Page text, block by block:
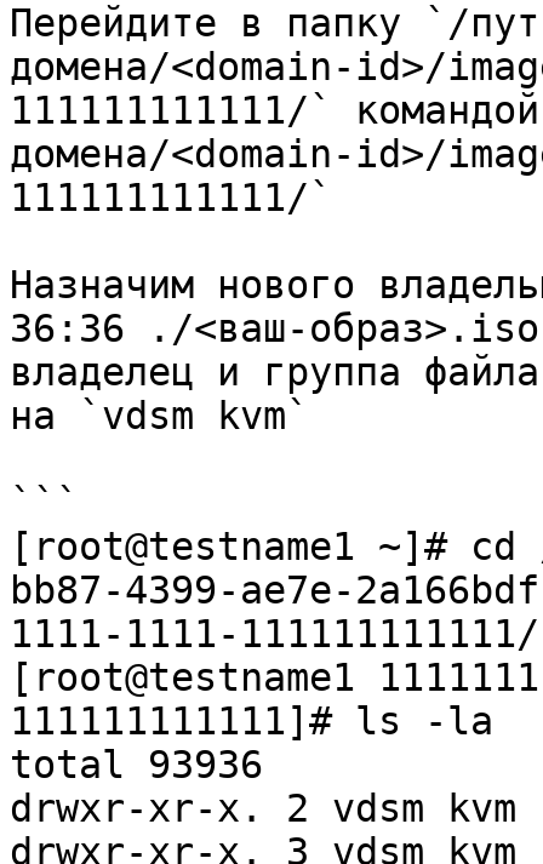
Перейдите в папку `/
домена/<domain-id>/
111111111111/`
домена/<domain-id>/
111111111111/`
Назначим нового
36:36 ./<ваш-
владелец и группа
на `vdsm kvm`
```
[root@testname1 ~]#
bb87-4399-ae7e-
1111-1111-111111111111/
[root@testname1
111111111111]# ls -la
total 93936
drwxr-xr-x. 2 vdsm
drwxr-xr-x. 3 vdsm